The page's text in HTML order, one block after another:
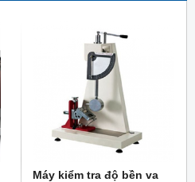
Máy kiểm tra độ bền va